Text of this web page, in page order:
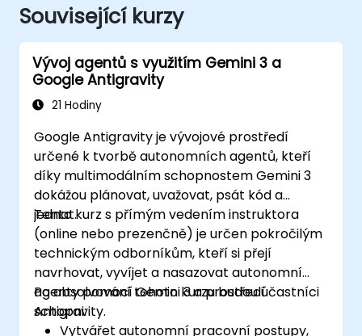
Související kurzy
Vývoj agentů s využitím Gemini 3 a
Google Antigravity
21 Hodiny
Google Antigravity je vývojové prostředí
určené k tvorbě autonomních agentů, kteří
díky multimodálním schopnostem Gemini 3
dokážou plánovat, uvažovat, psát kód a
jednat.
Tento kurz s přímým vedením instruktora
(online nebo prezenčně) je určen pokročilým
technickým odborníkům, kteří si přejí
navrhovat, vyvíjet a nasazovat autonomní
agenty pomocí Gemini 3 a prostředí
Antigravity.
Po absolvování tohoto kurzu budou účastníci
schopni:
Vytvářet autonomní pracovní postupy,